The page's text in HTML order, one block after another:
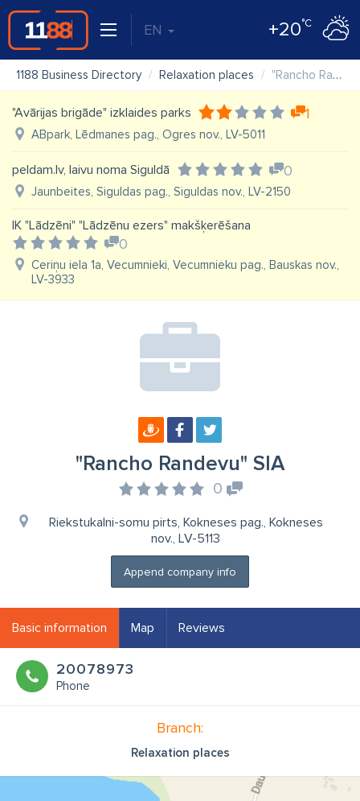
EN +20°C
1188 Business Directory Relaxation places "Rancho Randevu" SIA
"Avārijas brigāde" izklaides parks 1
ABpark, Lēdmanes pag., Ogres nov., LV-5011
peldam.lv, laivu noma Siguldā 0
Jaunbeites, Siguldas pag., Siguldas nov., LV-2150
IK "Lādzēni" "Lādzēnu ezers" makšķerēšana
0
Ceriņu iela 1a, Vecumnieki, Vecumnieku pag., Bauskas nov.,
LV-3933
"Rancho Randevu" SIA
0
Riekstukalni-somu pirts, Kokneses pag., Kokneses
nov., LV-5113
Append company info
Basic information Map Reviews
20078973
Phone
Branch:
Relaxation places